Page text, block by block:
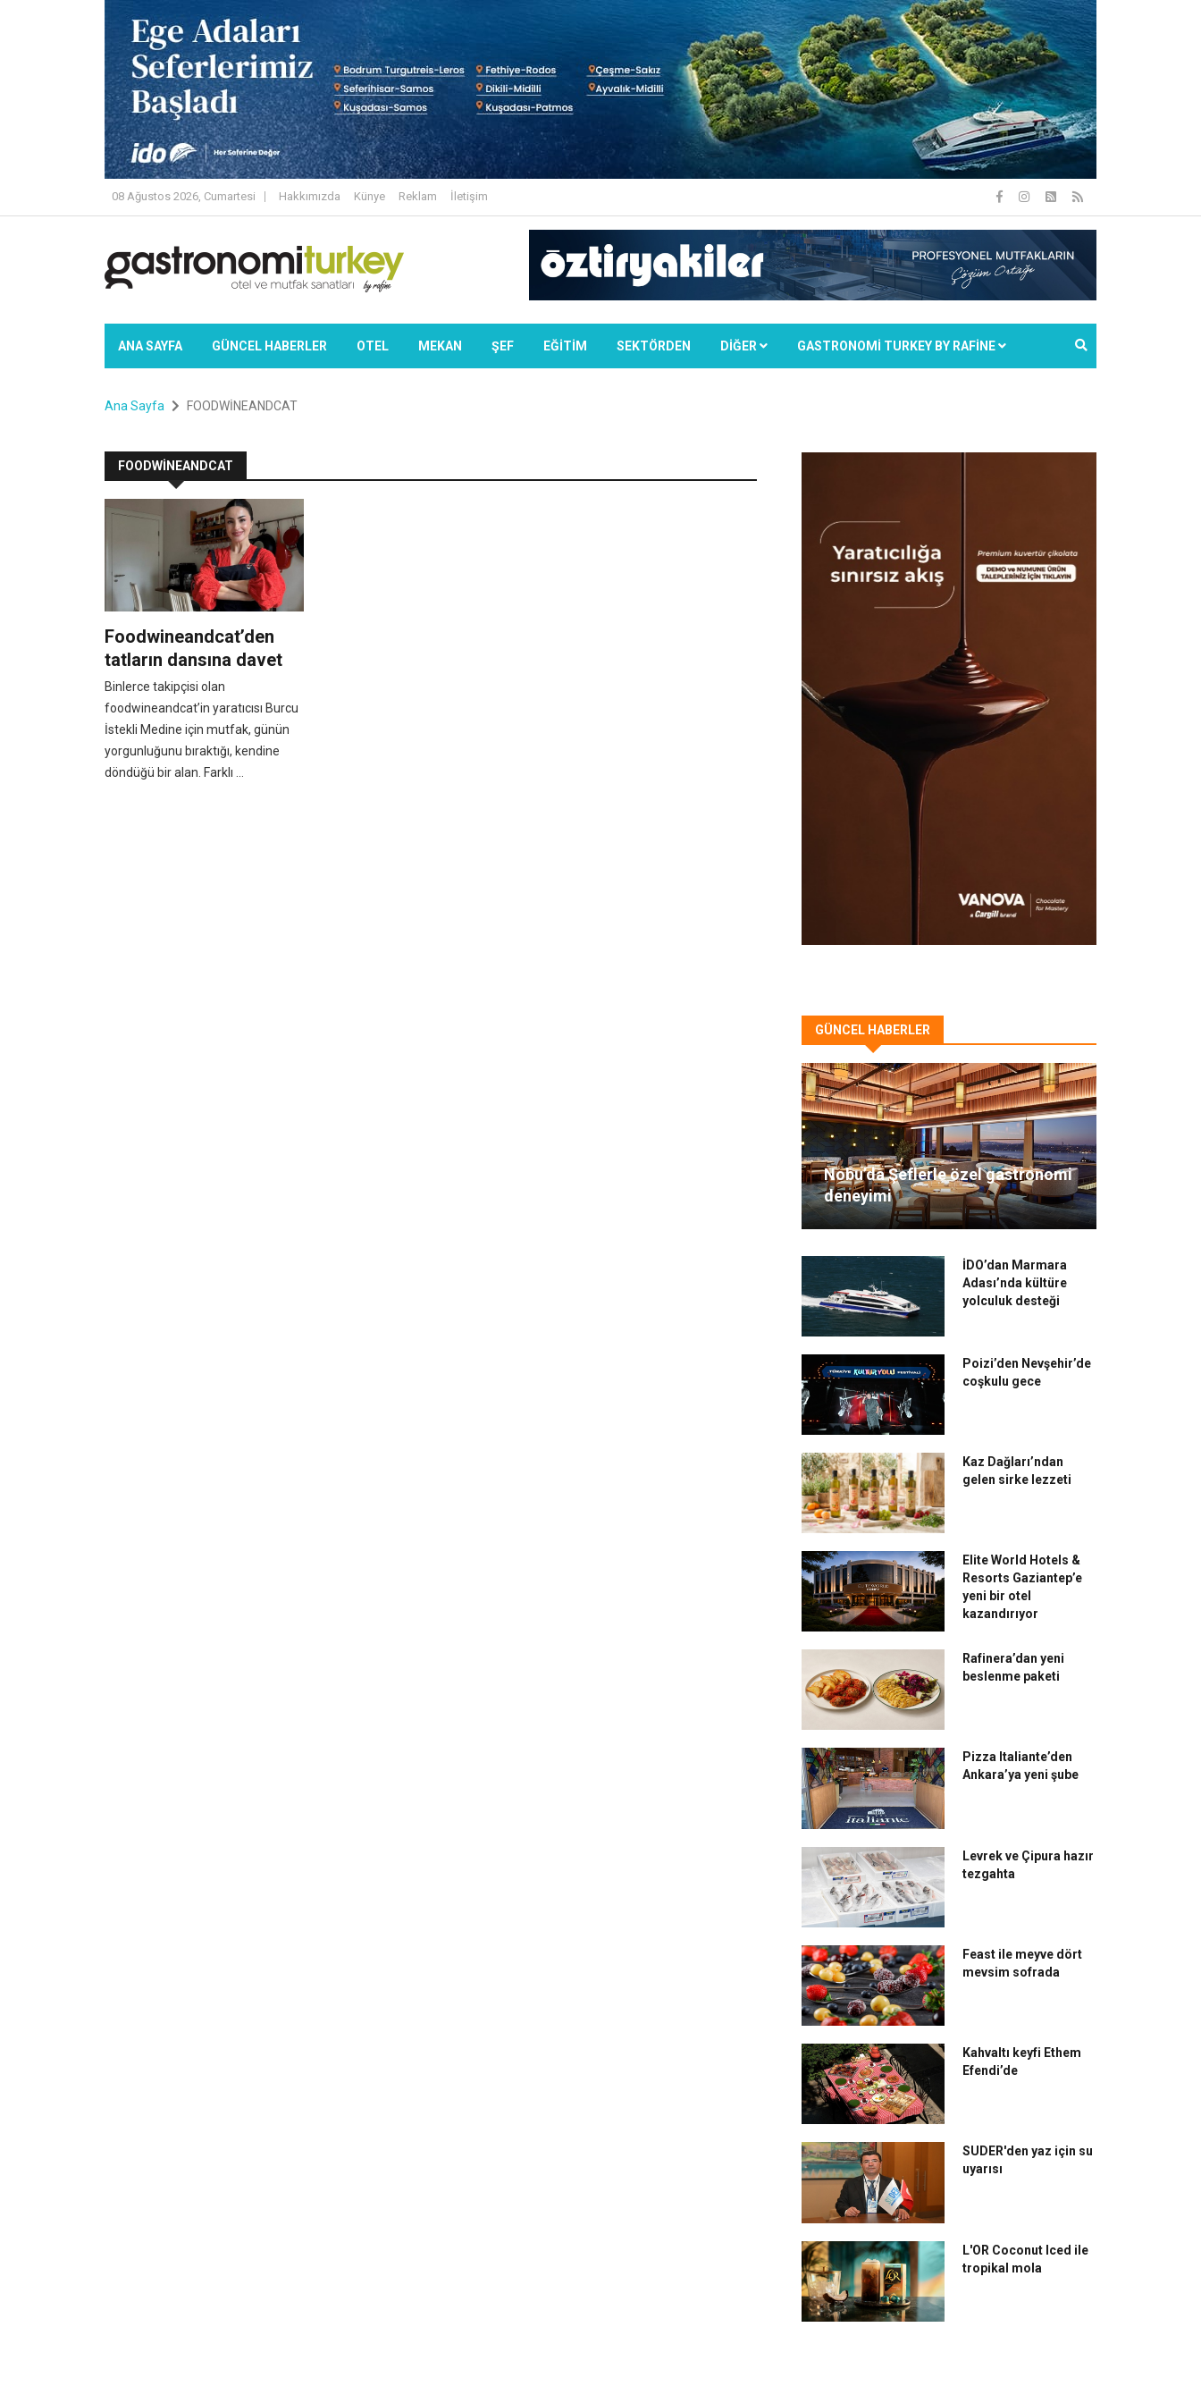
08 Ağustos 2026, Cumartesi Hakkımızda Künye Reklam İletişim
ANA SAYFA GÜNCEL HABERLER OTEL MEKAN ŞEF EĞİTİM SEKTÖRDEN DIĞER GASTRONOMİ TURKEY BY RAFİNE
Ana Sayfa FOODWİNEANDCAT
FOODWİNEANDCAT
Foodwineandcat’den
tatların dansına davet
Binlerce takipçisi olan
foodwineandcat’in yaratıcısı Burcu
İstekli Medine için mutfak, günün
yorgunluğunu bıraktığı, kendine
döndüğü bir alan. Farklı ...
GÜNCEL HABERLER
Nobu’da Şeflerle özel gastronomi
deneyimi
İDO’dan Marmara
Adası’nda kültüre
yolculuk desteği
Poizi’den Nevşehir’de
coşkulu gece
Kaz Dağları’ndan
gelen sirke lezzeti
Elite World Hotels &
Resorts Gaziantep’e
yeni bir otel
kazandırıyor
Rafinera’dan yeni
beslenme paketi
Pizza Italiante’den
Ankara’ya yeni şube
Levrek ve Çipura hazır
tezgahta
Feast ile meyve dört
mevsim sofrada
Kahvaltı keyfi Ethem
Efendi’de
SUDER'den yaz için su
uyarısı
L'OR Coconut Iced ile
tropikal mola